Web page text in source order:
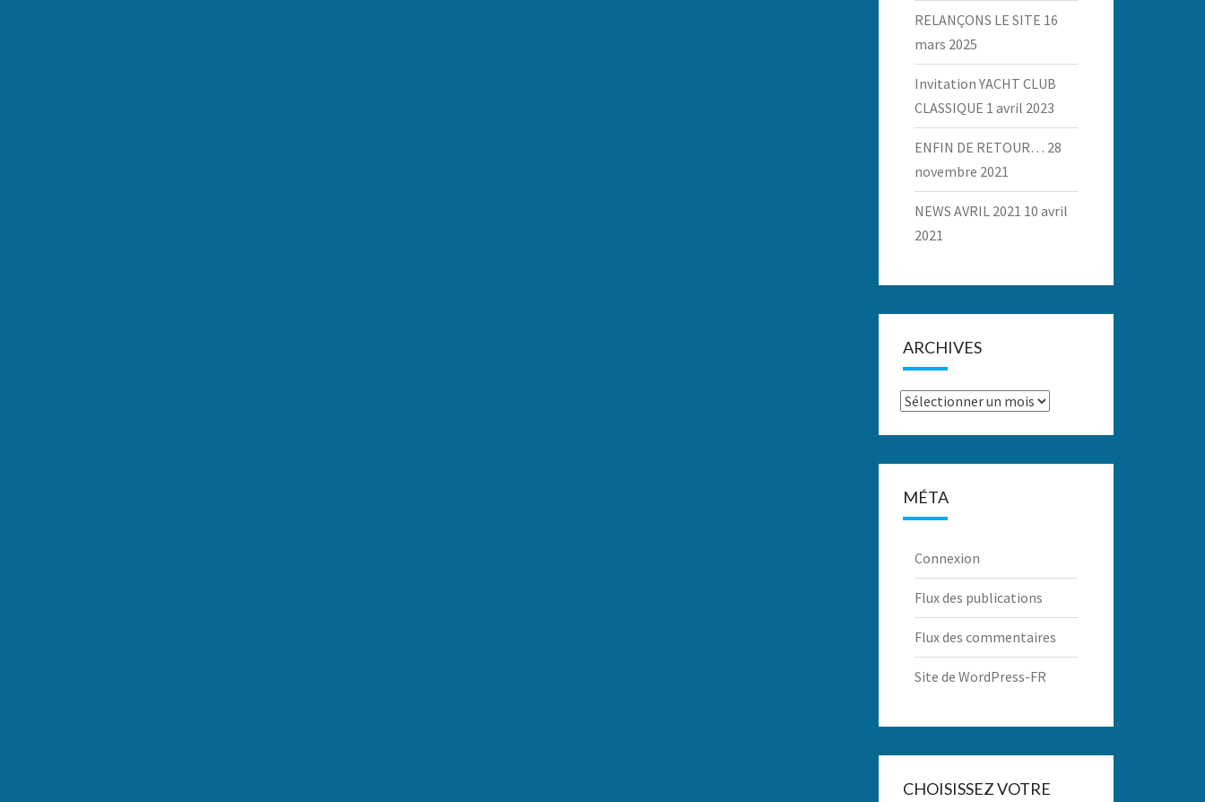
RELANÇONS LE SITE 16
mars 2025
Invitation YACHT CLUB
CLASSIQUE 1 avril 2023
ENFIN DE RETOUR… 28
novembre 2021
NEWS AVRIL 2021 10 avril
2021
ARCHIVES
Archives
MÉTA
Connexion
Flux des publications
Flux des commentaires
Site de WordPress-FR
CHOISISSEZ VOTRE